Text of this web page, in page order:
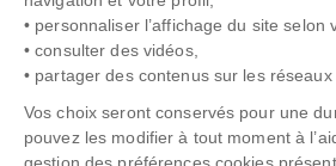
• personnaliser l’affichage du site selon
• consulter des vidéos,
• partager des contenus sur les réseaux
Vos choix seront conservés pour une
pouvez les modifier à tout moment à
gestion des préférences cookies